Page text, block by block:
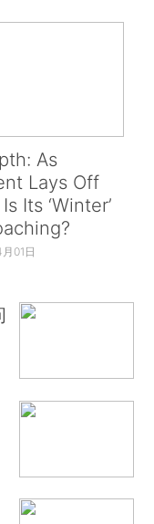
As
Lays Off
Its ‘Winter’
01日